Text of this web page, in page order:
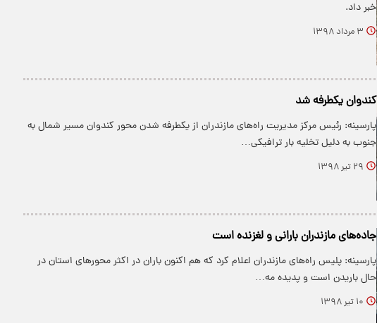
خبر داد.
۳ مرداد ۱۳۹۸
کندوان یکطرفه شد
پارسینه: رئیس مرکز مدیریت راه‌های مازندران از یکطرفه شدن محور کندوان مسیر شمال به
جنوب به دلیل تخلیه بار ترافیکی…
۲۹ تیر ۱۳۹۸
جاده‌های مازندران بارانی و لغزنده است
پارسینه: پلیس راه‌های مازندران اعلام کرد که هم اکنون باران در اکثر محور‌های استان در
حال باریدن است و پدیده مه…
۱۰ تیر ۱۳۹۸